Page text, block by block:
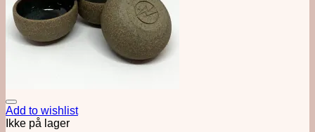
Add to wishlist
Ikke på lager